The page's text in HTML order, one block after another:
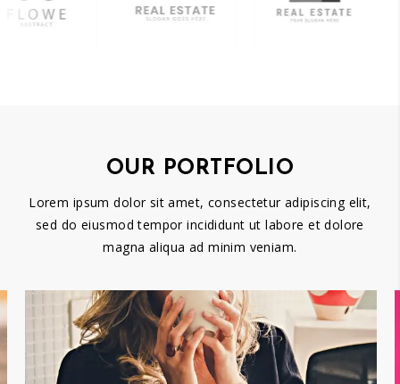
OUR PORTFOLIO
Lorem ipsum dolor sit amet, consectetur adipiscing elit,
sed do eiusmod tempor incididunt ut labore et dolore
magna aliqua ad minim veniam.